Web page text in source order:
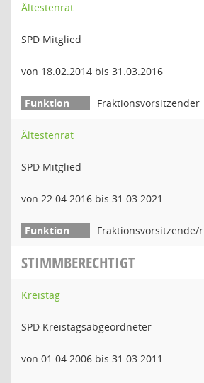
Ältestenrat
SPD Mitglied
von 18.02.2014 bis 31.03.2016
Fraktionsvorsitzender
Ältestenrat
SPD Mitglied
von 22.04.2016 bis 31.03.2021
Fraktionsvorsitzende/r
STIMMBERECHTIGT
Kreistag
SPD Kreistagsabgeordneter
von 01.04.2006 bis 31.03.2011